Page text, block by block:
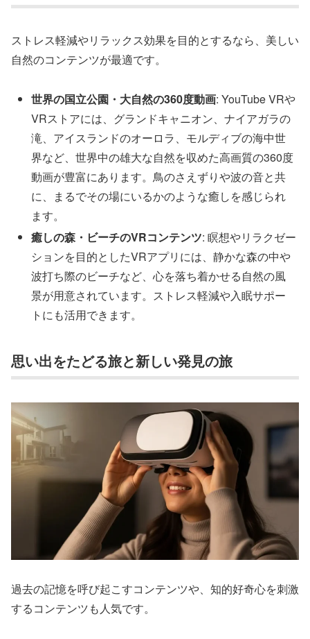
ストレス軽減やリラックス効果を目的とするなら、美しい
自然のコンテンツが最適です。
世界の国立公園・大自然の360度動画: YouTube VRや
VRストアには、グランドキャニオン、ナイアガラの
滝、アイスランドのオーロラ、モルディブの海中世
界など、世界中の雄大な自然を収めた高画質の360度
動画が豊富にあります。鳥のさえずりや波の音と共
に、まるでその場にいるかのような癒しを感じられ
ます。
癒しの森・ビーチのVRコンテンツ: 瞑想やリラクゼー
ションを目的としたVRアプリには、静かな森の中や
波打ち際のビーチなど、心を落ち着かせる自然の風
景が用意されています。ストレス軽減や入眠サポー
トにも活用できます。
思い出をたどる旅と新しい発見の旅
過去の記憶を呼び起こすコンテンツや、知的好奇心を刺激
するコンテンツも人気です。